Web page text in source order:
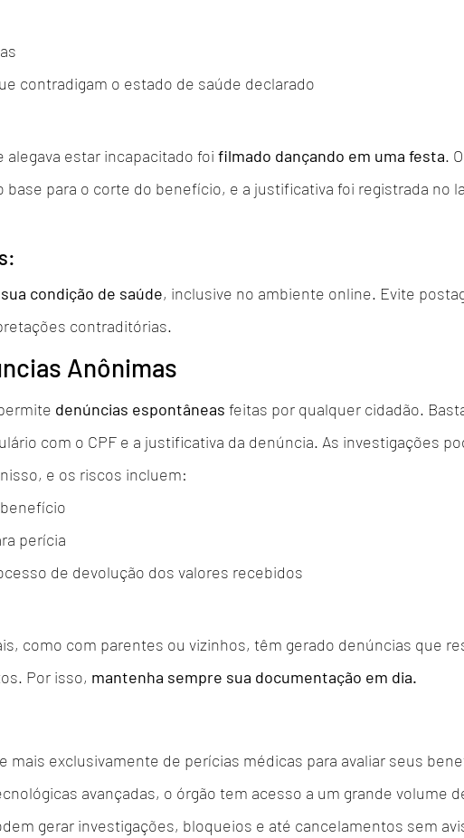
contradigam o estado de saúde declarado
estar incapacitado foi filmado dançando em uma festa.
para o corte do benefício, e a justificativa foi registrada no
condição de saúde, inclusive no ambiente online. Evite
contraditórias.
Anônimas
denúncias espontâneas feitas por qualquer cidadão.
com o CPF e a justificativa da denúncia. As investigações
e os riscos incluem:
perícia
de devolução dos valores recebidos
como com parentes ou vizinhos, têm gerado denúncias que
Por isso, mantenha sempre sua documentação em dia.
mais exclusivamente de perícias médicas para avaliar seus
avançadas, o órgão tem acesso a um grande volume
gerar investigações, bloqueios e até cancelamentos sem